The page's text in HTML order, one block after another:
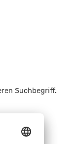
Suchbegriff.